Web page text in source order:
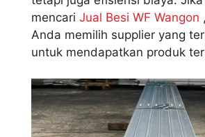
mencari Jual Besi WF Wangon
Anda memilih supplier yang
untuk mendapatkan produk